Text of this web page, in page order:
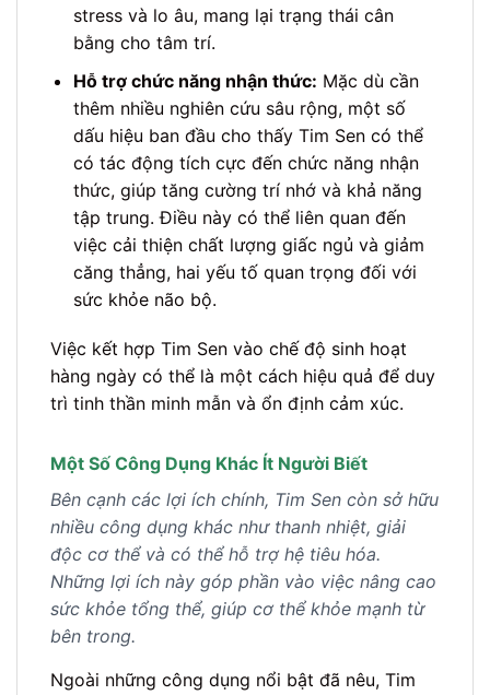
stress và lo âu, mang lại trạng thái cân
bằng cho tâm trí.
Hỗ trợ chức năng nhận thức: Mặc dù cần
thêm nhiều nghiên cứu sâu rộng, một số
dấu hiệu ban đầu cho thấy Tim Sen có thể
có tác động tích cực đến chức năng nhận
thức, giúp tăng cường trí nhớ và khả năng
tập trung. Điều này có thể liên quan đến
việc cải thiện chất lượng giấc ngủ và giảm
căng thẳng, hai yếu tố quan trọng đối với
sức khỏe não bộ.
Việc kết hợp Tim Sen vào chế độ sinh hoạt
hàng ngày có thể là một cách hiệu quả để duy
trì tinh thần minh mẫn và ổn định cảm xúc.
Một Số Công Dụng Khác Ít Người Biết
Bên cạnh các lợi ích chính, Tim Sen còn sở hữu
nhiều công dụng khác như thanh nhiệt, giải
độc cơ thể và có thể hỗ trợ hệ tiêu hóa.
Những lợi ích này góp phần vào việc nâng cao
sức khỏe tổng thể, giúp cơ thể khỏe mạnh từ
bên trong.
Ngoài những công dụng nổi bật đã nêu, Tim